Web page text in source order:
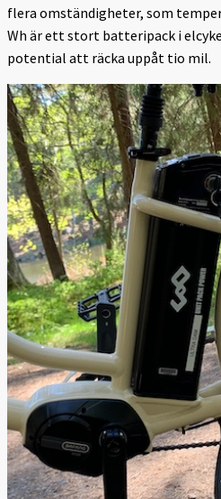
flera omständigheter, som
Wh är ett stort batteripack i
potential att räcka uppåt tio mil.